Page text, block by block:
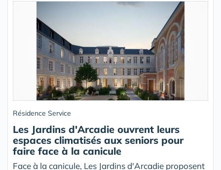
Résidence Service
Les Jardins d'Arcadie ouvrent leurs
espaces climatisés aux seniors pour
faire face à la canicule
Face à la canicule, Les Jardins d'Arcadie proposent